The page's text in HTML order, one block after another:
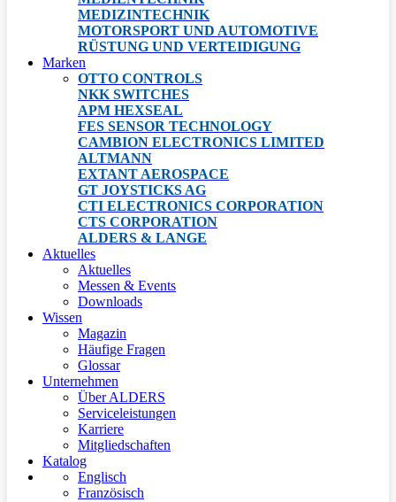
MEDIZINTECHNIK
MOTORSPORT UND AUTOMOTIVE
RÜSTUNG UND VERTEIDIGUNG
Marken
OTTO CONTROLS
NKK SWITCHES
APM HEXSEAL
FES SENSOR TECHNOLOGY
CAMBION ELECTRONICS LIMITED
ALTMANN
EXTANT AEROSPACE
GT JOYSTICKS AG
CTI ELECTRONICS CORPORATION
CTS CORPORATION
ALDERS & LANGE
Aktuelles
Aktuelles
Messen & Events
Downloads
Wissen
Magazin
Häufige Fragen
Glossar
Unternehmen
Über ALDERS
Serviceleistungen
Karriere
Mitgliedschaften
Katalog
Englisch
Französisch